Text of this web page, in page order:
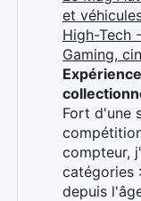
et
High-Tech
Gaming,
Fort d'une
compteur,
catégories
depuis